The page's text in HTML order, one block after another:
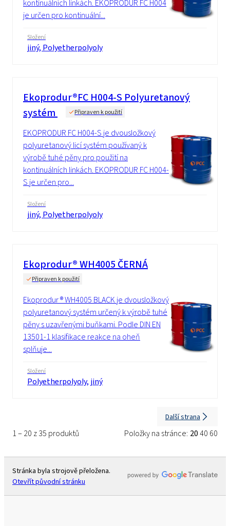
kontinuálních linkách. EKOPRODUR FC H004
je určen pro kontinuální...
Složení
jiný, Polyetherpolyoly
Ekoprodur®FC H004-S Polyuretanový
systém
Připraven k použití
EKOPRODUR FC H004-S je dvousložkový
polyuretanový licí systém používaný k
výrobě tuhé pěny pro použití na
kontinuálních linkách. EKOPRODUR FC H004-
S je určen pro...
Složení
jiný, Polyetherpolyoly
Ekoprodur® WH4005 ČERNÁ
Připraven k použití
Ekoprodur ® WH4005 BLACK je dvousložkový
polyuretanový systém určený k výrobě tuhé
pěny s uzavřenými buňkami. Podle DIN EN
13501-1 klasifikace reakce na oheň
splňuje...
Složení
Polyetherpolyoly, jiný
1 – 20 z 35 produktů Položky na stránce: 2040 60
Další strana
Stránka byla strojově přeložena.
Otevřít původní stránku